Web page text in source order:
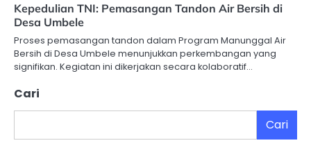
Kepedulian TNI: Pemasangan Tandon Air Bersih di
Desa Umbele
Proses pemasangan tandon dalam Program Manunggal Air
Bersih di Desa Umbele menunjukkan perkembangan yang
signifikan. Kegiatan ini dikerjakan secara kolaboratif…
Cari
Cari